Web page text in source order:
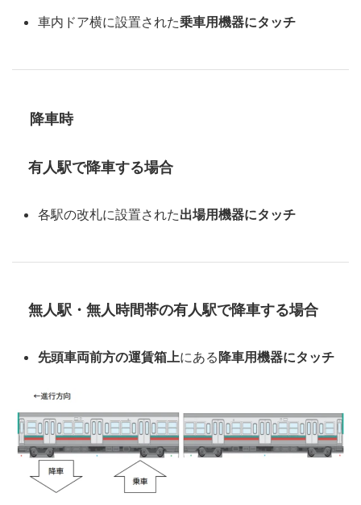
車内ドア横に設置された乗車用機器にタッチ
降車時
有人駅で降車する場合
各駅の改札に設置された出場用機器にタッチ
無人駅・無人時間帯の有人駅で降車する場合
先頭車両前方の運賃箱上にある降車用機器にタッチ